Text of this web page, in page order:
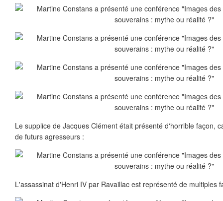
Le supplice de Jacques Clément était présenté d'horrible façon,
de futurs agresseurs :
L'assassinat d'Henri IV par Ravaillac est représenté de multiples